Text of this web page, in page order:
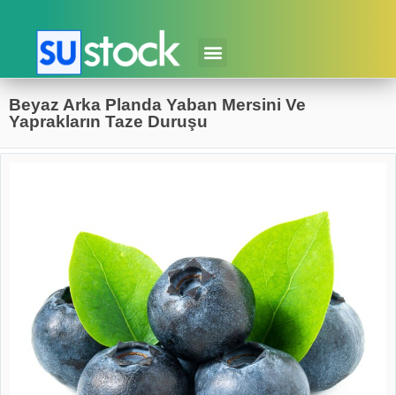
Beyaz Arka Planda Yaban Mersini Ve
Yaprakların Taze Duruşu